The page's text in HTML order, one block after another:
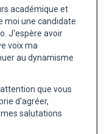
académique et
moi une candidate
J'espère avoir
voix ma
au dynamisme
que vous
d'agréer,
salutations